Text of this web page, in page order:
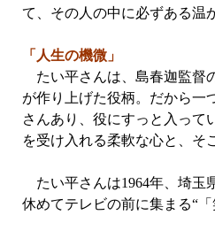
て、その人の中に必ずある温
「人生の機微」
たい平さんは、島春迦監督
が作り上げた役柄。だから一
さんあり、役にすっと入って
を受け入れる柔軟な心と、そ
たい平さんは1964年、埼玉
休めてテレビの前に集まる“「